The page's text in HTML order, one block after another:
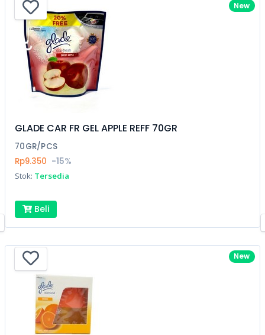
New
GLADE CAR FR GEL APPLE REFF 70GR
70GR/PCS
Rp9.350 -15%
Stok: Tersedia
Beli
New